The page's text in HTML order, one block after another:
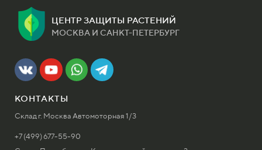
ЦЕНТР ЗАЩИТЫ РАСТЕНИЙ
МОСКВА И САНКТ-ПЕТЕРБУРГ
КОНТАКТЫ
Склад г. Москва Автомоторная 1/3
+7 (499) 677-55-90